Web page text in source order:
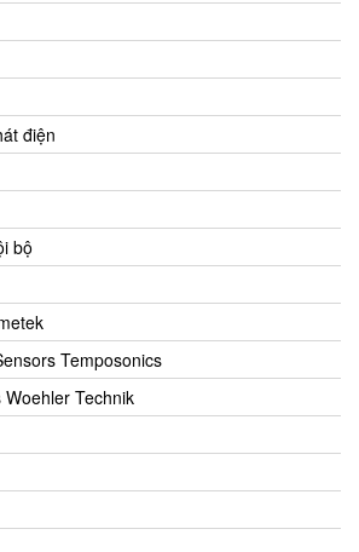
Inc)
điện
bộ
Temposonics
Technik